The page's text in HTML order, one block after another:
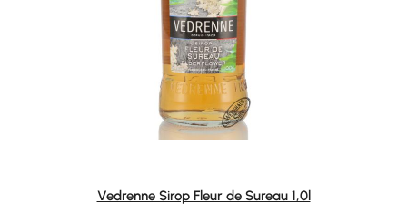
Vedrenne Sirop Fleur de Sureau 1,0l